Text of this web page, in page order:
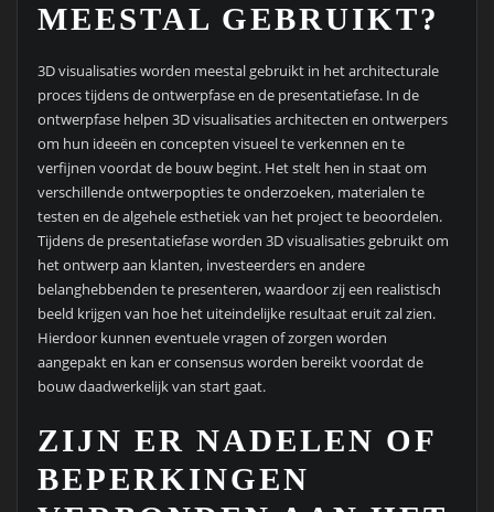
MEESTAL GEBRUIKT?
3D visualisaties worden meestal gebruikt in het architecturale
proces tijdens de ontwerpfase en de presentatiefase. In de
ontwerpfase helpen 3D visualisaties architecten en ontwerpers
om hun ideeën en concepten visueel te verkennen en te
verfijnen voordat de bouw begint. Het stelt hen in staat om
verschillende ontwerpopties te onderzoeken, materialen te
testen en de algehele esthetiek van het project te beoordelen.
Tijdens de presentatiefase worden 3D visualisaties gebruikt om
het ontwerp aan klanten, investeerders en andere
belanghebbenden te presenteren, waardoor zij een realistisch
beeld krijgen van hoe het uiteindelijke resultaat eruit zal zien.
Hierdoor kunnen eventuele vragen of zorgen worden
aangepakt en kan er consensus worden bereikt voordat de
bouw daadwerkelijk van start gaat.
ZIJN ER NADELEN OF
BEPERKINGEN